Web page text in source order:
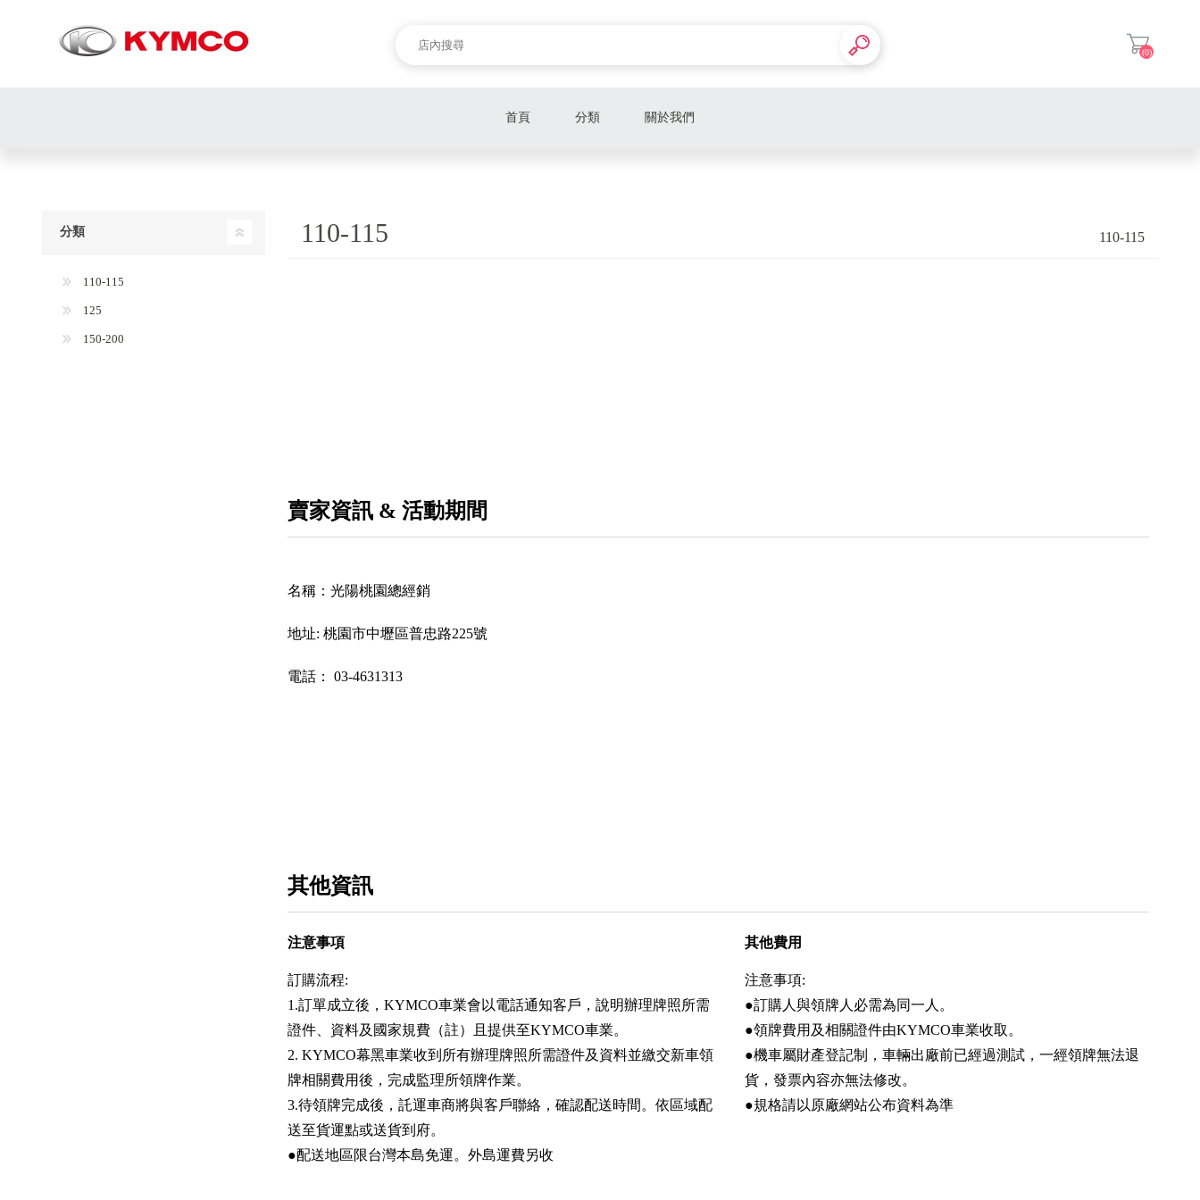
(0)
首頁 分類 關於我們
110-115 110-115
賣家資訊 & 活動期間
名稱： 光陽桃園總經銷
地址: 桃園市中壢區普忠路225號
電話： 03-4631313
其他資訊
注意事項
訂購流程:
1.訂單成立後，KYMCO車業會以電話通知客戶，說明辦理牌照所需
證件、資料及國家規費（註）且提供至KYMCO車業。
2. KYMCO幕黑車業收到所有辦理牌照所需證件及資料並繳交新車領
牌相關費用後，完成監理所領牌作業。
3.待領牌完成後，託運車商將與客戶聯絡，確認配送時間。依區域配
送至貨運點或送貨到府。
●配送地區限台灣本島免運。外島運費另收
其他費用
注意事項:
●訂購人與領牌人必需為同一人。
●領牌費用及相關證件由KYMCO車業收取。
●機車屬財產登記制，車輛出廠前已經過測試，一經領牌無法退
貨，發票內容亦無法修改。
●規格請以原廠網站公布資料為準
分類
110-115
125
150-200